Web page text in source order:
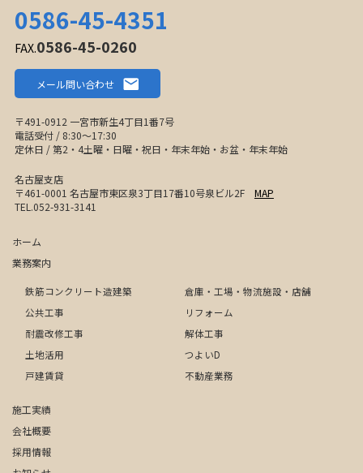
0586-45-4351
FAX.0586-45-0260
メール問い合わせ
〒491-0912 一宮市新生4丁目1番7号
電話受付 / 8:30〜17:30
定休日 / 第2・4土曜・日曜・祝日・年末年始・お盆・年末年始
名古屋支店
〒461-0001 名古屋市東区泉3丁目17番10号泉ビル2F MAP
TEL.052-931-3141
ホーム
業務案内
鉄筋コンクリート造建築
倉庫・工場・物流施設・店舗
公共工事
リフォーム
耐震改修工事
解体工事
土地活用
つよいD
戸建賃貸
不動産業務
施工実績
会社概要
採用情報